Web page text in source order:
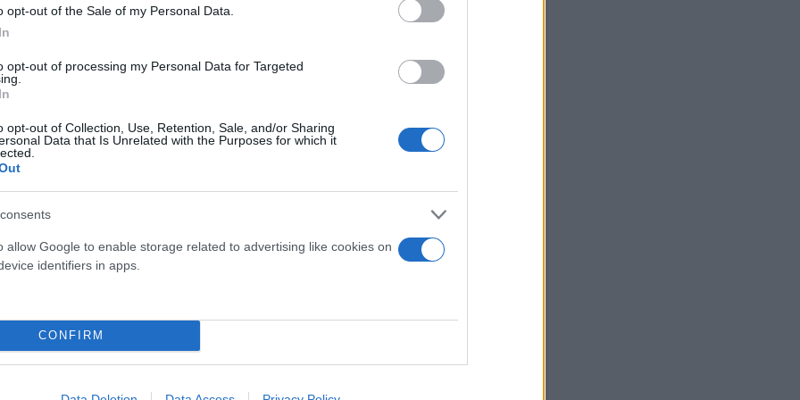
opt-out of the Sale of my Personal Data.
opt-out of processing my Personal Data for Targeted
opt-out of Collection, Use, Retention, Sale, and/or Sharing
Data that Is Unrelated with the Purposes for which it
allow Google to enable storage related to advertising like cookies on
identifiers in apps.
CONFIRM
Pass δεν έχει εισοδηματικά κριτήρια και, ως εκ τούτου,
να υποβάλουν όσοι πολίτες:
με τη φορολογική δήλωση του φορολογικού έτους 2020
2021-2022,
2022 και της δράσης «Τουρισμός για όλους» του
οποιονδήποτε άλλο φορέα για την ίδια χρονική
έχουν συνάψει σύμφωνο συμβίωσης μέχρι και το
υποβολή της δήλωσης φορολογίας ή ένας εκ των δύο, σε